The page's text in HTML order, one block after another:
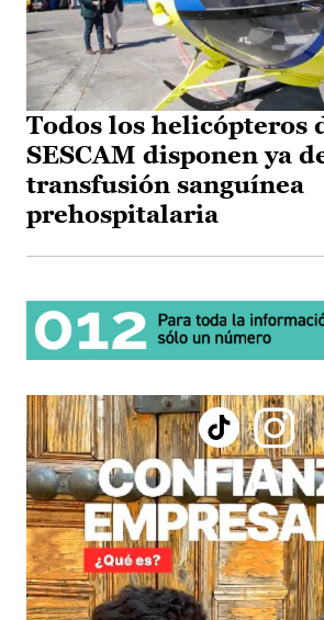
Todos los helicópteros
SESCAM disponen ya
transfusión sanguínea
prehospitalaria